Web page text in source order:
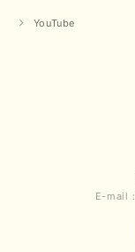
YouTube
E-mail：